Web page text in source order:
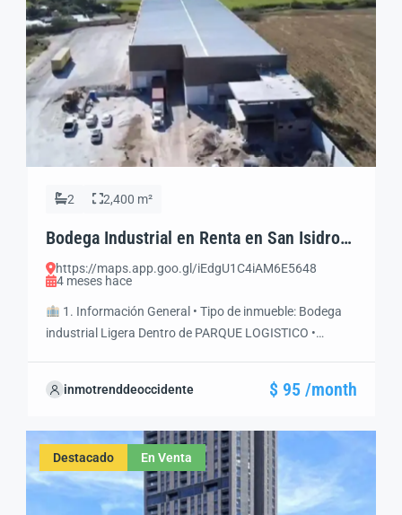
2 2,400 m²
Bodega Industrial en Renta en San Isidro
Mazatepec, Jalisco | Parque Logístico
Nuevo | 2,400 m²
https://maps.app.goo.gl/iEdgU1C4iAM6E5648
4 meses hace
1. Información General • Tipo de inmueble: Bodega
industrial Ligera Dentro de PARQUE LOGISTICO •
de renta: $95.00 por M2 mensuales • Disponibilidad:
inmotrenddeoccidente $ 95 /month
Destacado En Venta